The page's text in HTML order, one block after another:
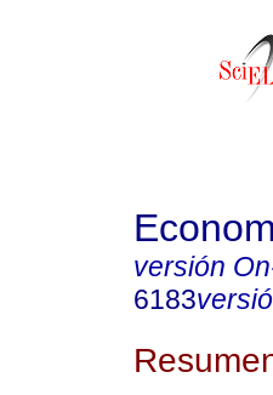
versión
6183